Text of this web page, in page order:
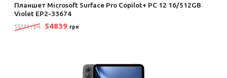
Планшет Microsoft Surface Pro Copilot+ PC 12 16/512GB
Violet EP2-33674
55231 грн 54839 грн